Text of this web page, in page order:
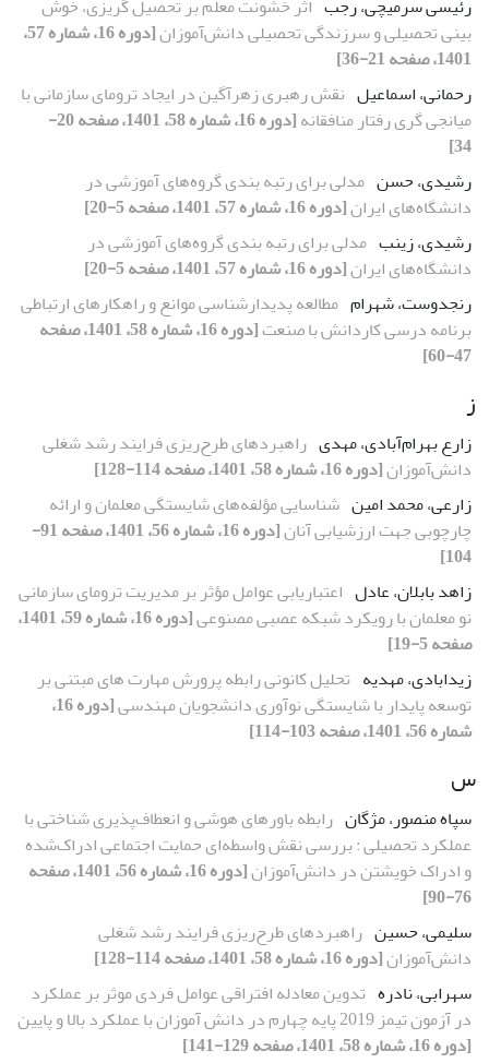
بینی تحصیلی و سرزندگی تحصیلی دانش‌آموزان
[دوره 16، شماره 57،
1401، صفحه 21-36]
رحمانی، اسماعیل نقش رهبری زهرآگین در ایجاد ترومای سازمانی با
میانجی گری رفتار منافقانه
[دوره 16، شماره 58، 1401، صفحه 20-
34]
رشیدی، حسن مدلی برای رتبه ‏بندی گروه‌های آموزشی در
دانشگاه‌های ایران[دوره 16، شماره 57، 1401، صفحه 5-20]
رشیدی، زینب مدلی برای رتبه ‏بندی گروه‌های آموزشی در
دانشگاه‌های ایران[دوره 16، شماره 57، 1401، صفحه 5-20]
رنجدوست، شهرام مطالعه پدیدارشناسی موانع و راهکارهای ارتباطی
برنامه درسی کاردانش با صنعت
[دوره 16، شماره 58، 1401، صفحه
47-60]
ز
زارع بهرام‌آبادی، مهدی راهبردهای طرح‌ریزی فرایند رشد شغلی
دانش‌آموزان[دوره 16، شماره 58، 1401، صفحه 114-128]
زارعی، محمد امین شناسایی مؤلفه‌های شایستگی معلمان و ارائه
چارچوبی جهت ارزشیابی آنان
[دوره 16، شماره 56، 1401، صفحه 91-
104]
زاهد بابلان، عادل اعتباریابی عوامل مؤثر بر مدیریت ترومای سازمانی
نو معلمان با رویکرد شبکه عصبی مصنوعی
[دوره 16، شماره 59، 1401،
صفحه 5-19]
زیدابادی، مهدیه تحلیل کانونی رابطه پرورش مهارت های مبتنی بر
توسعه پایدار با شایستگی نوآوری دانشجویان مهندسی
[دوره 16،
شماره 56، 1401، صفحه 103-114]
س
سپاه منصور، مژگان رابطه باورهای هوشی و انعطاف‌پذیری شناختی با
عملکرد تحصیلی : بررسی نقش واسطه‌ای حمایت اجتماعی ادراک‌شده
و ادراک خویشتن در دانش‌آموزان
[دوره 16، شماره 56، 1401، صفحه
76-90]
سلیمی، حسین راهبردهای طرح‌ریزی فرایند رشد شغلی
دانش‌آموزان[دوره 16، شماره 58، 1401، صفحه 114-128]
سهرابی، نادره تدوین معادله افتراقی عوامل فردی موثر بر عملکرد
در آزمون تیمز 2019 پایه چهارم در دانش آموزان با عملکرد بالا و پایین
[دوره 16، شماره 58، 1401، صفحه 129-141]